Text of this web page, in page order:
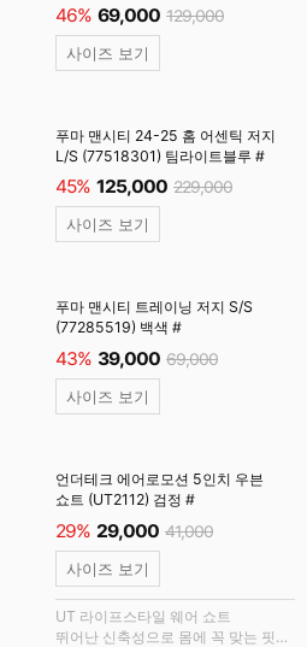
46% 69,000 129,000
사이즈 보기
푸마 맨시티 24-25 홈 어센틱 저지
L/S (77518301) 팀라이트블루 #
45% 125,000 229,000
사이즈 보기
푸마 맨시티 트레이닝 저지 S/S
(77285519) 백색 #
43% 39,000 69,000
사이즈 보기
언더테크 에어로모션 5인치 우븐
쇼트 (UT2112) 검정 #
29% 29,000 41,000
사이즈 보기
UT 라이프스타일 웨어 쇼트
뛰어난 신축성으로 몸에 꼭 맞는 핏